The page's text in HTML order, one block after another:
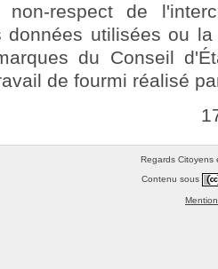
non-respect de
données utilisées ou
du Conseil
de fourmi réalisé
Regards Citoyens
Contenu sous